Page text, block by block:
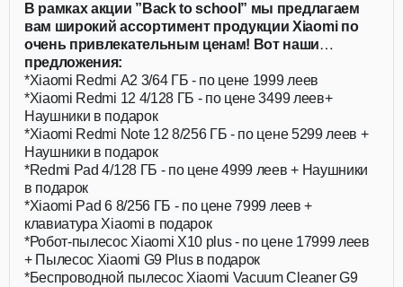
В рамках акции ”Back to school” мы предлагаем
вам широкий ассортимент продукции Xiaomi по
очень привлекательным ценам! Вот наши
предложения:
*Xiaomi Redmi A2 3/64 ГБ - по цене 1999 леев
*Xiaomi Redmi 12 4/128 ГБ - по цене 3499 леев+
Наушники в подарок
*Xiaomi Redmi Note 12 8/256 ГБ - по цене 5299 леев +
Наушники в подарок
*Redmi Pad 4/128 ГБ - по цене 4999 леев + Наушники
в подарок
*Xiaomi Pad 6 8/256 ГБ - по цене 7999 леев +
клавиатура Xiaomi в подарок
*Робот-пылесос Xiaomi X10 plus - по цене 17999 леев
+ Пылесос Xiaomi G9 Plus в подарок
*Беспроводной пылесос Xiaomi Vacuum Cleaner G9